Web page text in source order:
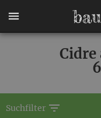
Cidre
Suchfilter filter_list